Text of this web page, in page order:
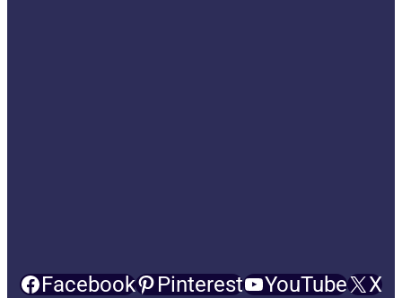
Facebook Pinterest YouTube X